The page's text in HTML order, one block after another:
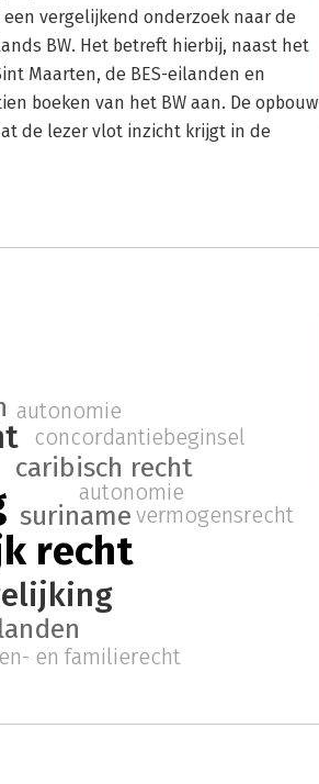
vergelijkend onderzoek naar de
BW. Het betreft hierbij, naast het
Maarten, de BES-eilanden en
boeken van het BW aan. De opbouw
de lezer vlot inzicht krijgt in de
recht
suriname
caribisch recht
concordantiebeginsel
en familierecht
autonomie
autonomie
vermogensrecht